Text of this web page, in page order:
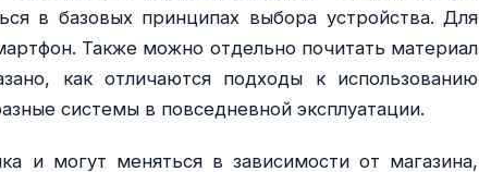
в базовых принципах выбора устройства. Для
Также можно отдельно почитать материал
как отличаются подходы к использованию
системы в повседневной эксплуатации.
и могут меняться в зависимости от магазина,